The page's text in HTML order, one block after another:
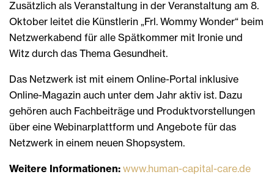
Zusätzlich als Veranstaltung in der Veranstaltung am 8.
Oktober leitet die Künstlerin „Frl. Wommy Wonder“ beim
Netzwerkabend für alle Spätkommer mit Ironie und
Witz durch das Thema Gesundheit.
Das Netzwerk ist mit einem Online-Portal inklusive
Online-Magazin auch unter dem Jahr aktiv ist. Dazu
gehören auch Fachbeiträge und Produktvorstellungen
über eine Webinarplattform und Angebote für das
Netzwerk in einem neuen Shopsystem.
Weitere Informationen: www.human-capital-care.de